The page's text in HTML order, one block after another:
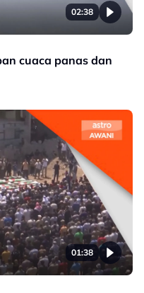
02:38
cuaca panas dan
01:38